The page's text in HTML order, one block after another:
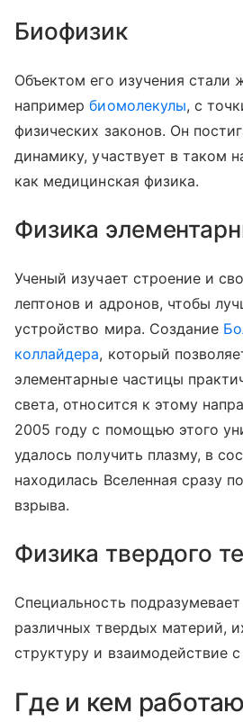
Биофизик
Объектом его изучения стали
напримербиомолекулы, с
физических законов. Он
динамику, участвует в таком
как медицинская физика.
Физика
Ученый изучает строение и
лептонов и адронов, чтобы
устройство мира. Создание
коллайдера, который
элементарные частицы
света, относится к этому
2005 году с помощью этого
удалось получить плазму, в
находилась Вселенная сразу
взрыва.
Физика твердого
Специальность
различных твердых материй,
структуру и взаимодействие
Где и кем